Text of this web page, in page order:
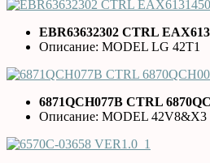
EBR63632302 CTRL
Описание: MODEL LG 42T1
6871QCH077B CTRL
Описание: MODEL 42V8&X3